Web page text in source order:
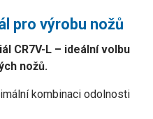
pro výrobu nožů
CR7V-L – ideální volbu
nožů.
kombinaci odolnosti